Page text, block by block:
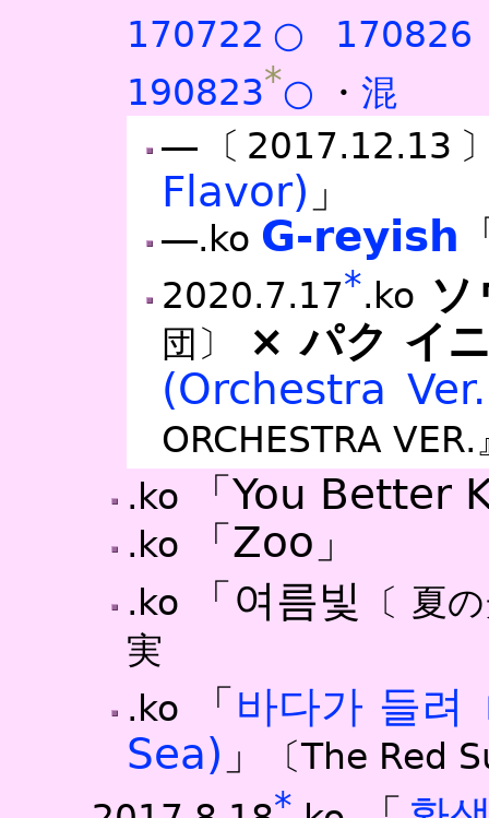
170722○
170826
190823*○ ・ 混
―〔2017.12.13
Flavor) 」
―.ko G-reyish
2020.7.17*.ko
団〕
× パク イ
(Orchestra
ORCHESTRA
.ko
「You Better
.ko 「Zoo」
.ko 「여름빛
〔 夏
実
.ko
「 바다가 들려
Sea) 」
〔The Red
*